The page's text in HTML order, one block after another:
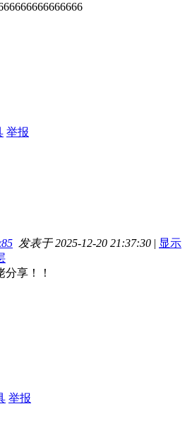
举报
发表于 2025-12-20 21:37:30 | 显示
分享！！
举报